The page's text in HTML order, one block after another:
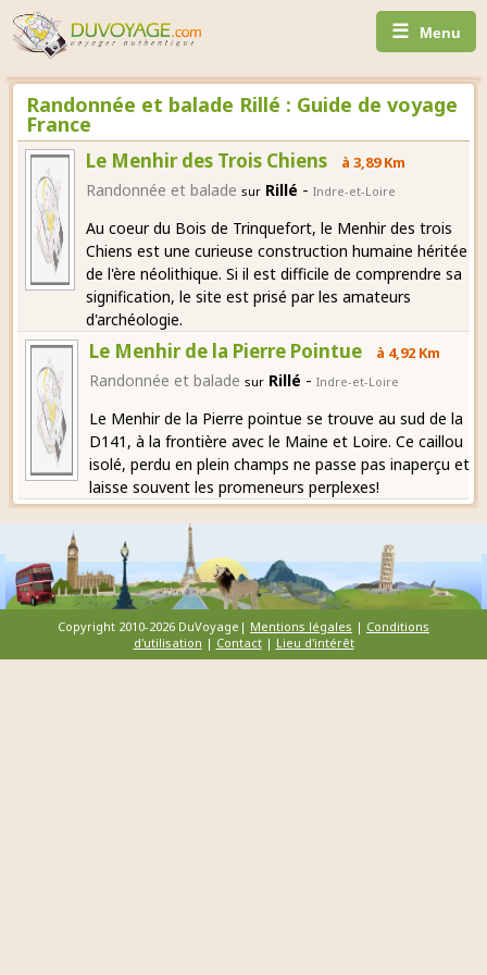
☰ Menu
Randonnée et balade Rillé : Guide de voyage
France
Le Menhir des Trois Chiens à 3,89 Km
Randonnée et balade sur Rillé - Indre-et-Loire
Au coeur du Bois de Trinquefort, le Menhir des trois
Chiens est une curieuse construction humaine héritée
de l'ère néolithique. Si il est difficile de comprendre sa
signification, le site est prisé par les amateurs
d'archéologie.
Le Menhir de la Pierre Pointue à 4,92 Km
Randonnée et balade sur Rillé - Indre-et-Loire
Le Menhir de la Pierre pointue se trouve au sud de la
D141, à la frontière avec le Maine et Loire. Ce caillou
isolé, perdu en plein champs ne passe pas inaperçu et
laisse souvent les promeneurs perplexes!
Copyright 2010-2026 DuVoyage| Mentions légales | Conditions
d'utilisation | Contact| Lieu d'intérêt